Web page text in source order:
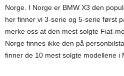
Norge. I Norge er BMW X3 den
her finner vi 3-serie og 5-serie først
merke oss at den mest solgte Fiat-
Norge finnes ikke den på
finner de 10 mest solgte modellene i